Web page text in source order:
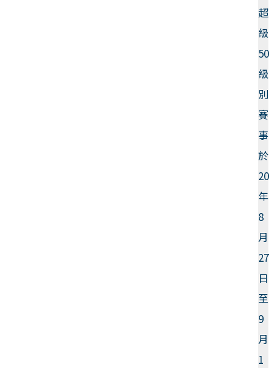
超
級
級
別
賽
於
年
8
月
27
日
至
9
月
1